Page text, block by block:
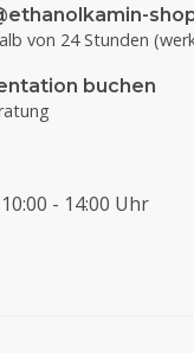
von 24 Stunden
buchen
- 14:00 Uhr